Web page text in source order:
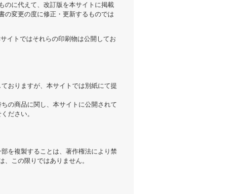
のに代えて、改訂版を本サイトに掲載
の変更の度に修正・更新するものでは
イトではそれらの印刷物は公開してお
おりますが、本サイトでは別紙にて提
の商品に関し、本サイトに公開されて
ださい。
を複製することは、著作権法により禁
この限りではありません。